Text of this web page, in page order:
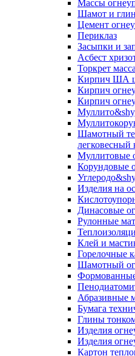
Массы
Шамот и
Цемент
Периклаз
Засыпки и
Асбест
Торкрет масса
Кирпич ША
Кирпич
Кирпич
Шамотный
легковесный
Муллитовые
Корундовые
Изделия на
Динасовые
Рулонные
Клей и
Горелочные
Шамотный
Абразивные
Бумага
Глины
Изделия
Изделия
Картон